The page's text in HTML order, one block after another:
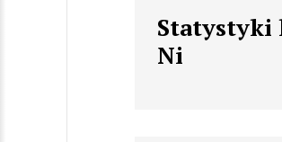
Statystyki
Ni